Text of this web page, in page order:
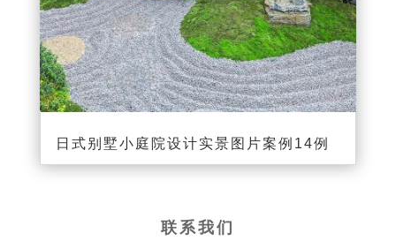
日式别墅小庭院设计实景图片案例14例
联系我们